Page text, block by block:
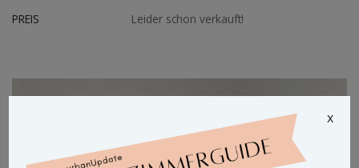
PREIS Leider schon verkauft!
x